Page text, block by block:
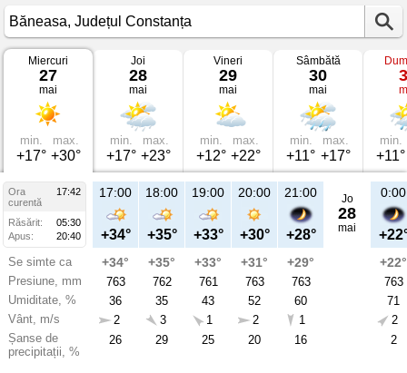
Vremea
Băneasa
2026
Județul
Constanța
Miercuri
27
mai
min.
+17°
max.
+30°
Joi
28
mai
min.
+17°
max.
+23°
Vineri
29
mai
min.
+12°
max.
+22°
Sâmbătă
30
mai
min.
+11°
max.
+17°
min.
+11°
Ora
17:42
curentă
Răsărit:
05:30
Apus:
20:40
Se simte ca
Presiune, mm
Umiditate, %
Vânt, m/s
Șanse de
precipitații, %
17:00
+34°
+34°
763
36
2
26
18:00
+35°
+35°
762
35
3
29
19:00
+33°
+33°
761
43
1
25
20:00
+30°
+31°
763
52
2
20
21:00
+28°
+29°
763
60
1
16
Jo
28
mai
0:00
+22°
763
71
2
2